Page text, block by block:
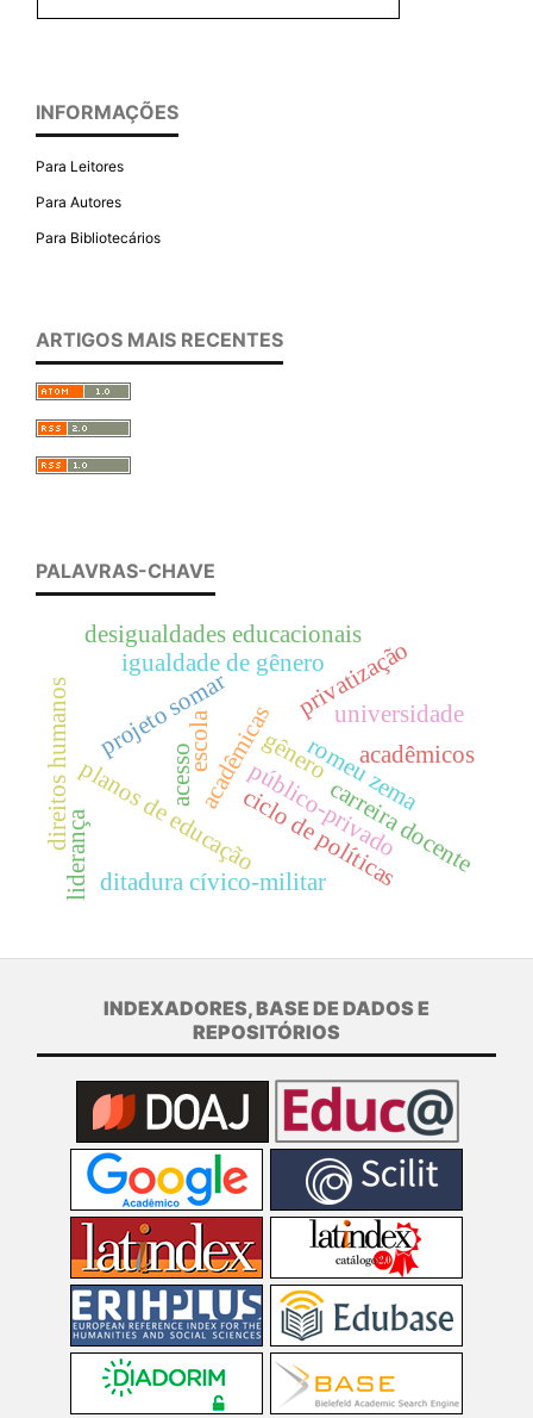
INFORMAÇÕES
Para Leitores
Para Autores
Para Bibliotecários
ARTIGOS MAIS RECENTES
PALAVRAS-CHAVE
privatização
projeto somar
público-privado
romeu zema
igualdade de gênero
acadêmicos
acadêmicas universidade
planos de educaçãogênero
ciclo de políticas
desigualdades educacionais
acesso
ditadura cívico-militar
direitos humanos escola
carreira docente
liderança
INDEXADORES, BASE DE DADOS E
REPOSITÓRIOS